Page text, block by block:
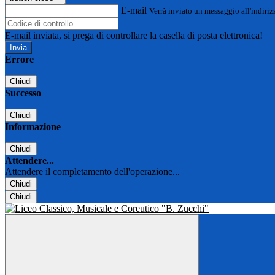
E-mail Verrà inviato un messaggio
E-mail inviata, si prega di controllare la casella di posta elettronica!
Errore
Chiudi
Successo
Chiudi
Informazione
Chiudi
Attendere...
Attendere il completamento dell'operazione...
Chiudi
Chiudi